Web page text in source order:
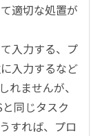
適切な処置が
入力する、プ
入力するなど
れませんが、
同じタスク
すれば、プロ